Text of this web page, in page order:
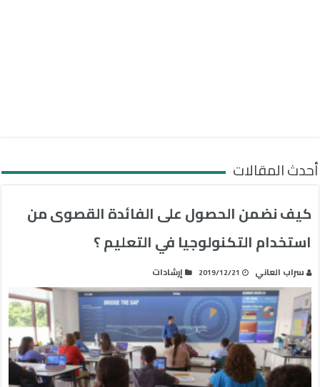
أحدث المقالات
كيف نضمن الحصول على الفائدة القصوى من
استخدام التكنولوجيا في التعليم ؟
سراب العاني 2019/12/21 إرشادات